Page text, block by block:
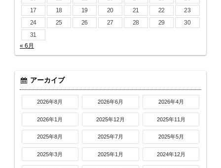
17
18 19 20 21 22
23
24
25 26 27 28 29
30
31
« 6月
アーカイブ
2026年8月 2026年6月 2026年4月
2026年1月 2025年12月 2025年11月
2025年8月 2025年7月 2025年5月
2025年3月 2025年1月 2024年12月